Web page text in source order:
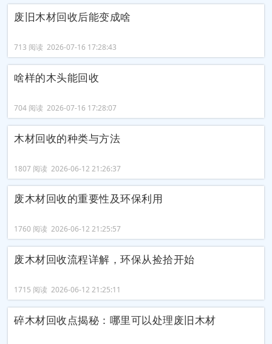
废旧木材回收后能变成啥
713 阅读 2026-07-16 17:28:43
啥样的木头能回收
704 阅读 2026-07-16 17:28:07
木材回收的种类与方法
1807 阅读 2026-06-12 21:26:37
废木材回收的重要性及环保利用
1760 阅读 2026-06-12 21:25:57
废木材回收流程详解，环保从捡拾开始
1715 阅读 2026-06-12 21:25:11
碎木材回收点揭秘：哪里可以处理废旧木材